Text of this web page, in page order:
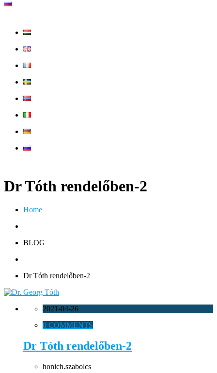
Dr Tóth rendelőben-2
Home
BLOG
Dr Tóth rendelőben-2
2021-04-26
0 COMMENTS
Dr Tóth rendelőben-2
honich.szabolcs